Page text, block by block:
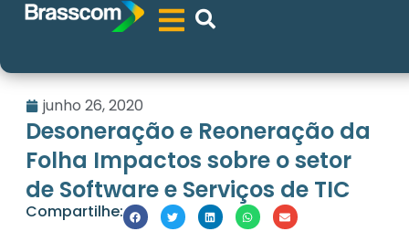
junho 26, 2020
Desoneração e Reoneração da
Folha Impactos sobre o setor
de Software e Serviços de TIC
Compartilhe: